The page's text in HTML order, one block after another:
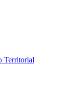
Territorial